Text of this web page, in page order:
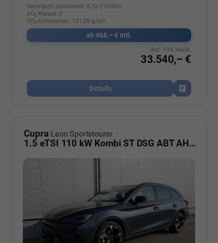
Verbrauch kombiniert: 5,70 l/100km
CO2-Klasse: D
CO2-Emissionen: 131,00 g/km
ab 468,– € mtl.
33.540,– €
incl. 19% MwSt.
Details
Fahrzeug
Cupra Leon Sportstourer
1.5 eTSI 110 kW Kombi ST DSG ABT AHK ACC LED